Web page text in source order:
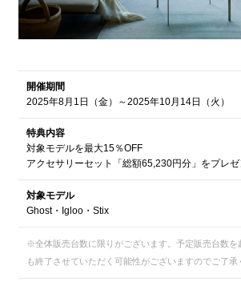
開催期間
2025年8月1日（金）～2025年10月14日（火）
特典内容
対象モデルを最大15％OFF
アクセサリーセット「総額65,230円分」をプレゼ
対象モデル
Ghost・Igloo・Stix
※全体販売台数に限りがございます。予定販売台数を
も終了させていただく可能性がございますのでご了承